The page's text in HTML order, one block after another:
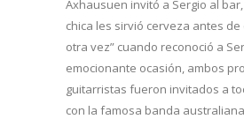
Axhausuen invitó a Sergio al
chica les sirvió cerveza antes de
otra vez” cuando reconoció a
emocionante ocasión, ambos
guitarristas fueron invitados a
con la famosa banda